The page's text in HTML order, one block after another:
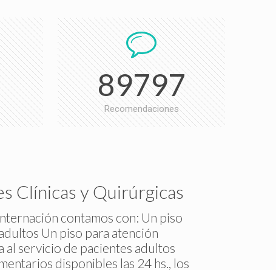
89797
Recomendaciones
Clínicas y Quirúrgicas
contamos con: Un piso
Un piso para atención
al servicio de pacientes adultos
disponibles las 24 hs., los